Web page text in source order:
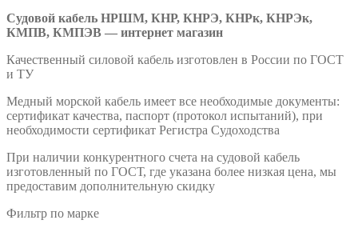
Судовой кабель НРШМ, КНР, КНРЭ, КНРк, КНРЭк,
КМПВ, КМПЭВ — интернет магазин
Качественный силовой кабель изготовлен в России по ГОСТ
и ТУ
Медный морской кабель имеет все необходимые документы:
сертификат качества, паспорт (протокол испытаний), при
необходимости сертификат Регистра Судоходства
При наличии конкурентного счета на судовой кабель
изготовленный по ГОСТ, где указана более низкая цена, мы
предоставим дополнительную скидку
Фильтр по марке